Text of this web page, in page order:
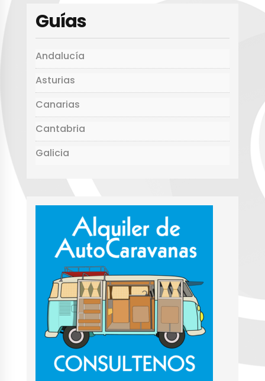
p
p
o
o
k
ir
Guías
Andalucía
Asturias
Canarias
Cantabria
Galicia